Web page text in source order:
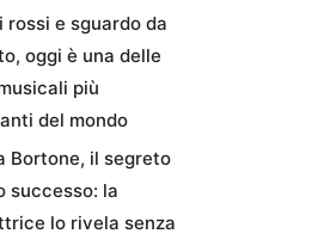
rossi e sguardo da
oggi è una delle
più
del mondo
Bortone, il segreto
successo: la
lo rivela senza